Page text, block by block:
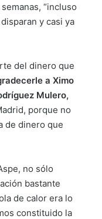
“incluso
y casi ya
del dinero que
a Ximo
Mulero,
porque no
de dinero que
no sólo
bastante
de calor era lo
constituido la